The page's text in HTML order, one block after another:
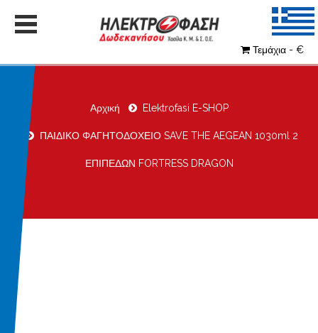
Τεμάχια - €
Αρχική Elektrofasi E-SHOP
ΠΑΙΔΙΚΟ ΦΑΓΗΤΟΔΟΧΕΙΟ SAVE THE AEGEAN 1030ml 2
ΕΠΙΠΕΔΩΝ FORTRESS DRAGON